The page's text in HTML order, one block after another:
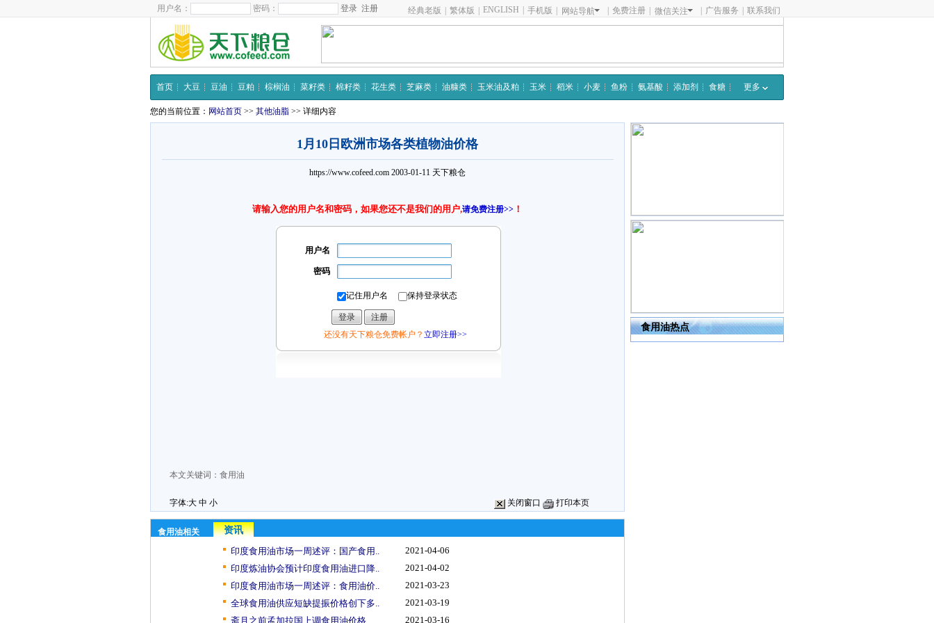
用户名： 密码： 注册 经典老版 繁体版 ENGLISH 手机版 网站导航 免费注册 微信关注 广告服务 联系我们
首页 大豆 豆油 豆粕 棕榈油 菜籽类 棉籽类 花生类 芝麻类 油糠类 玉米油及粕 玉米 稻米 小麦 鱼粉 氨基酸 添加剂 食糖 更多
您的当前位置： 网站首页 >> 其他油脂 >> 详细内容
1月10日欧洲市场各类植物油价格
https://www.cofeed.com 2003-01-11 天下粮仓
请输入您的用户名和密码，如果您还不是我们的用户,请免费注册>> ！
用户名
密码
记住用户名 保持登录状态
还没有天下粮仓免费帐户？ 立即注册>>
本文关键词： 食用油
字体:大 中 小 关闭窗口 打印本页
食用油相关
资讯
印度食用油市场一周述评：国产食用..
2021-04-06
印度炼油协会预计印度食用油进口降..
2021-04-02
印度食用油市场一周述评：食用油价..
2021-03-23
全球食用油供应短缺提振价格创下多..
2021-03-19
斋月之前孟加拉国上调食用油价格
2021-03-16
食用油热点